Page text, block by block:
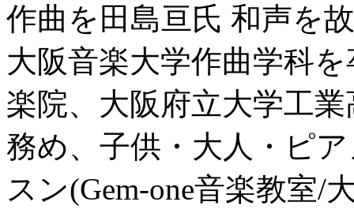
作曲を田島亘氏 和声を
大阪音楽大学作曲学科
楽院、大阪府立大学工
務め、子供・大人・ピ
スン(Gem-one音楽教室/